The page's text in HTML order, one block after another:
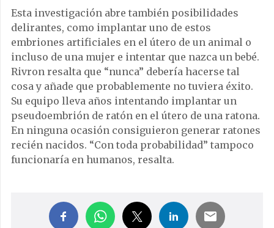
Esta investigación abre también posibilidades
delirantes, como implantar uno de estos
embriones artificiales en el útero de un animal o
incluso de una mujer e intentar que nazca un bebé.
Rivron resalta que “nunca” debería hacerse tal
cosa y añade que probablemente no tuviera éxito.
Su equipo lleva años intentando implantar un
pseudoembrión de ratón en el útero de una ratona.
En ninguna ocasión consiguieron generar ratones
recién nacidos. “Con toda probabilidad” tampoco
funcionaría en humanos, resalta.